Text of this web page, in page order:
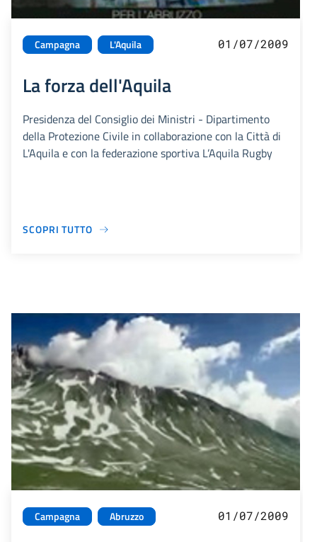
Campagna L'Aquila 01/07/2009
La forza dell'Aquila
Presidenza del Consiglio dei Ministri - Dipartimento
della Protezione Civile in collaborazione con la Città di
L'Aquila e con la federazione sportiva L’Aquila Rugby
SCOPRI TUTTO
Campagna Abruzzo 01/07/2009